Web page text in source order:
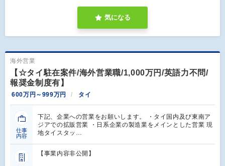
気になる
海外営業
【☆タイ駐在案件/海外営業職/1,000万円/英語力不問/
報奨金制度有】
600万円～999万円 タイ
仕事
内容
下記、企業への営業をお願いします。 ・タイ国内及び東南ア
ジアでの拡販営業 ・日系企業の製造業をメインとした営業 現
地タイスタッ…
【事業内容非公開】